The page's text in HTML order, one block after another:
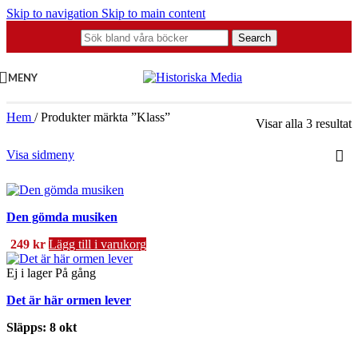
Skip to navigation Skip to main content
Search
MENY
Hem / Produkter märkta ”Klass” Visar alla 3 resultat
Visa sidmeny
Den gömda musiken
249 kr Lägg till i varukorg
Ej i lager På gång
Det är här ormen lever
Släpps: 8 okt